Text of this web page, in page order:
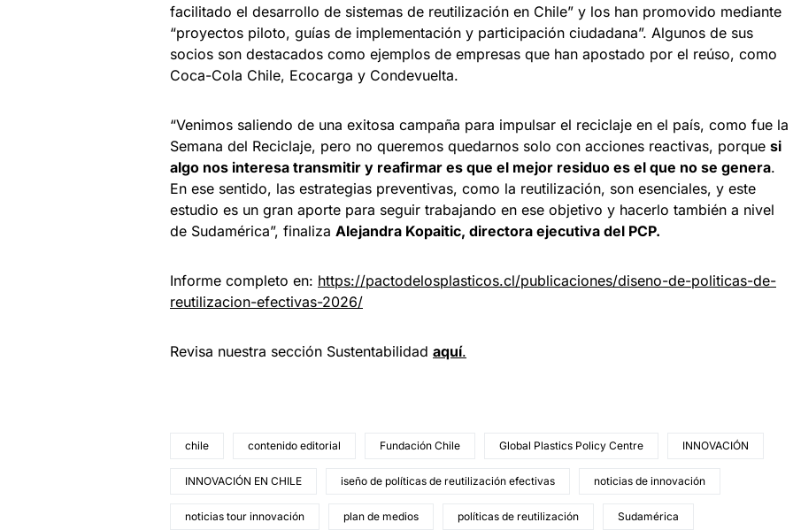
facilitado el desarrollo de sistemas de reutilización en Chile” y los han promovido mediante
“proyectos piloto, guías de implementación y participación ciudadana”. Algunos de sus
socios son destacados como ejemplos de empresas que han apostado por el reúso, como
Coca-Cola Chile, Ecocarga y Condevuelta.
“Venimos saliendo de una exitosa campaña para impulsar el reciclaje en el país, como fue la
Semana del Reciclaje, pero no queremos quedarnos solo con acciones reactivas, porque si
algo nos interesa transmitir y reafirmar es que el mejor residuo es el que no se genera.
En ese sentido, las estrategias preventivas, como la reutilización, son esenciales, y este
estudio es un gran aporte para seguir trabajando en ese objetivo y hacerlo también a nivel
de Sudamérica”, finaliza Alejandra Kopaitic, directora ejecutiva del PCP.
Informe completo en: https://pactodelosplasticos.cl/publicaciones/diseno-de-politicas-de-
reutilizacion-efectivas-2026/
Revisa nuestra sección Sustentabilidad aquí.
chile contenido editorial Fundación Chile Global Plastics Policy Centre INNOVACIÓN
INNOVACIÓN EN CHILE iseño de políticas de reutilización efectivas noticias de innovación
noticias tour innovación plan de medios políticas de reutilización Sudamérica